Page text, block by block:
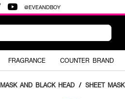
@EVEANDBOY
FRAGRANCE COUNTER BRAND
MASK AND BLACK HEAD / SHEET MASK